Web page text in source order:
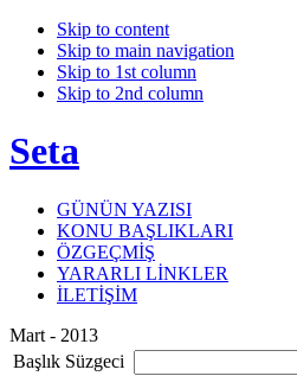
Skip to content
Skip to main navigation
Skip to 1st column
Skip to 2nd column
Seta
GÜNÜN YAZISI
KONU BAŞLIKLARI
ÖZGEÇMİŞ
YARARLI LİNKLER
İLETİŞİM
Mart - 2013
Başlık Süzgeci